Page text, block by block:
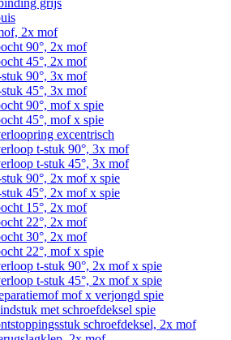
grijs
2x mof
90°, 2x mof
45°, 2x mof
90°, 3x mof
45°, 3x mof
90°, mof x spie
45°, mof x spie
excentrisch
t-stuk 90°, 3x mof
t-stuk 45°, 3x mof
90°, 2x mof x spie
45°, 2x mof x spie
15°, 2x mof
22°, 2x mof
30°, 2x mof
22°, mof x spie
t-stuk 90°, 2x mof x spie
t-stuk 45°, 2x mof x spie
mof x verjongd spie
met schroefdeksel spie
schroefdeksel, 2x mof